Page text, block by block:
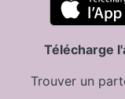
Télécharge
Trouver un